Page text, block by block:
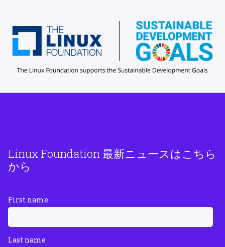
Linux Foundation 最新ニュースはこちら
から
First name
Last name